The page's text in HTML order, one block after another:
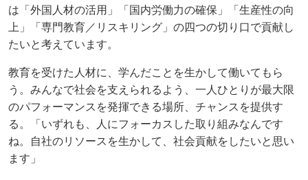
は「外国人材の活用」「国内労働力の確保」「生産性の向
上」「専門教育／リスキリング」の四つの切り口で貢献し
たいと考えています。
教育を受けた人材に、学んだことを生かして働いてもら
う。みんなで社会を支えられるよう、一人ひとりが最大限
のパフォーマンスを発揮できる場所、チャンスを提供す
る。「いずれも、人にフォーカスした取り組みなんです
ね。自社のリソースを生かして、社会貢献をしたいと思い
ます」